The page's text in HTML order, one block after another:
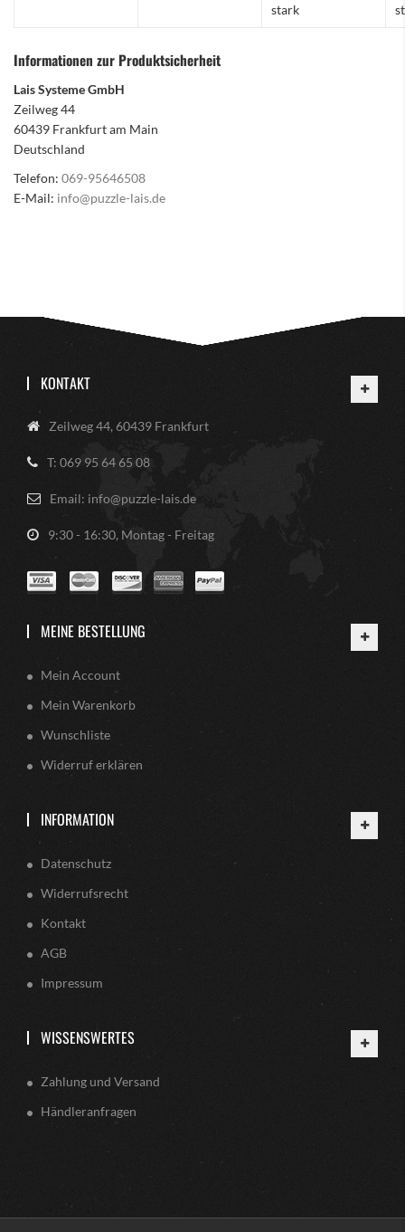
stark
Informationen zur Produktsicherheit
Lais Systeme GmbH
Zeilweg 44
60439 Frankfurt am Main
Deutschland
Telefon: 069-95646508
E-Mail: info@puzzle-lais.de
KONTAKT
Zeilweg 44, 60439 Frankfurt
T: 069 95 64 65 08
Email: info@puzzle-lais.de
9:30 - 16:30, Montag - Freitag
MEINE BESTELLUNG
Mein Account
Mein Warenkorb
Wunschliste
Widerruf erklären
INFORMATION
Datenschutz
Widerrufsrecht
Kontakt
AGB
Impressum
WISSENSWERTES
Zahlung und Versand
Händleranfragen